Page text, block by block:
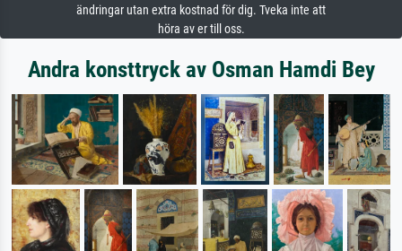
ändringar utan extra kostnad för dig. Tveka inte att
höra av er till oss.
Andra konsttryck av Osman Hamdi Bey